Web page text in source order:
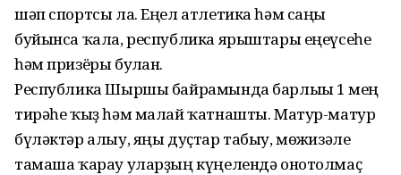
шәп спортсы ла. Еңел атлетика һәм саңғы
буйынса ҡала, республика ярыштары еңеүсеһе
һәм призёры булған.
Республика Шыршы байрамында барлығы 1 мең
тирәһе ҡыҙ һәм малай ҡатнашты. Матур-матур
бүләктәр алыу, яңы дуҫтар табыу, мөғжизәле
тамаша ҡарау уларҙың күңелендә онотолмаҫ